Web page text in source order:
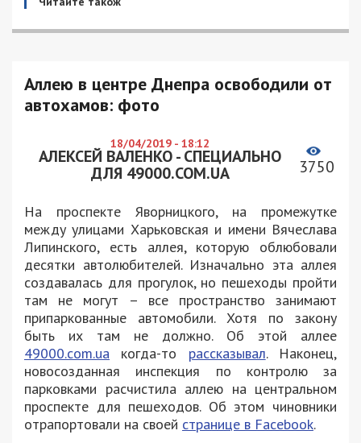
Аллею в центре Днепра освободили от
автохамов: фото
18/04/2019 - 18:12
АЛЕКСЕЙ ВАЛЕНКО - СПЕЦИАЛЬНО
ДЛЯ 49000.COM.UA
3750
На проспекте Яворницкого, на промежутке
между улицами Харьковская и имени Вячеслава
Липинского, есть аллея, которую облюбовали
десятки автолюбителей. Изначально эта аллея
создавалась для прогулок, но пешеходы пройти
там не могут – все пространство занимают
припаркованные автомобили. Хотя по закону
быть их там не должно. Об этой аллее
49000.com.ua когда-то рассказывал. Наконец,
новосозданная инспекция по контролю за
парковками расчистила аллею на центральном
проспекте для пешеходов. Об этом чиновники
отрапортовали на своей странице в Facebook.